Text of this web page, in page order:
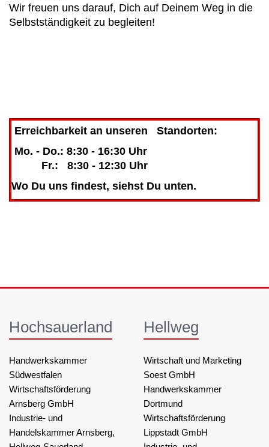
Wir freuen uns darauf, Dich auf Deinem Weg in die
Selbstständigkeit zu begleiten!
Erreichbarkeit an unseren Standorten:
Mo. - Do.: 8:30 - 16:30 Uhr
Fr.: 8:30 - 12:30 Uhr
Wo Du uns findest, siehst Du unten.
Hochsauerland
Handwerkskammer
Südwestfalen
Wirtschaftsförderung
Arnsberg GmbH
Industrie- und
Handelskammer Arnsberg,
Hellweg
Wirtschaft und Marketing
Soest GmbH
Handwerkskammer
Dortmund
Wirtschaftsförderung
Lippstadt GmbH